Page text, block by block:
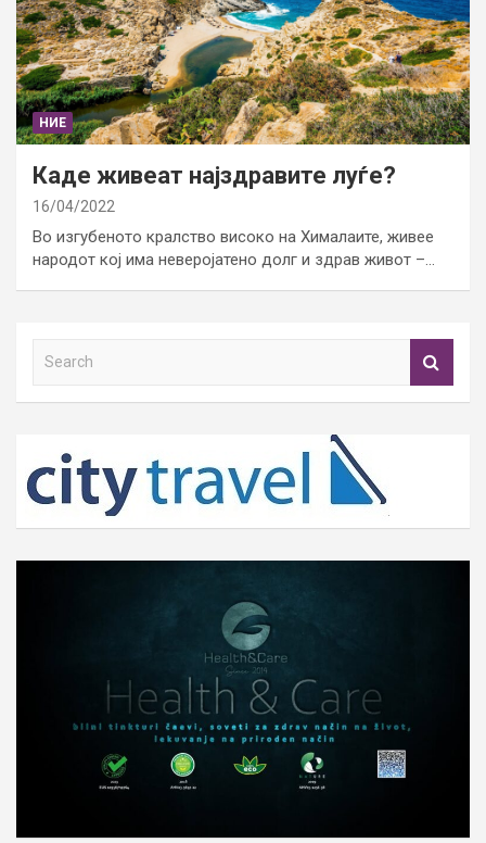
НИЕ
Каде живеат најздравите луѓе?
16/04/2022
Во изгубеното кралство високо на Хималаите, живее
народот кој има неверојатено долг и здрав живот –…
h